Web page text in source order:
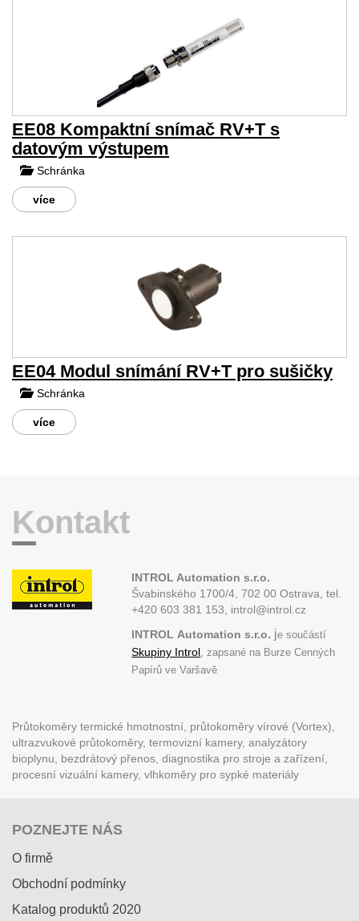
EE08 Kompaktní snímač RV+T s
datovým výstupem
Schránka
více
EE04 Modul snímání RV+T pro sušičky
Schránka
více
Kontakt
INTROL Automation s.r.o.
Švabinského 1700/4, 702 00 Ostrava,tel.
+420 603 381 153, introl@introl.cz
INTROL Automation s.r.o. je součástí
Skupiny Introl , zapsané na Burze Cenných
Papírů ve Varšavě
Průtokoměry termické hmotnostní, průtokoměry vírové (Vortex),
ultrazvukové průtokoměry, termovizní kamery, analyzátory
bioplynu, bezdrátový přenos, diagnostika pro stroje a zařízení,
procesní vizuální kamery, vlhkoměry pro sypké materiály
POZNEJTE NÁS
O firmě
Obchodní podmínky
Katalog produktů 2020